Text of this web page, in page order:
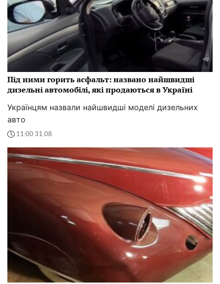
Під ними горить асфальт: названо найшвидші
дизельні автомобілі, які продаються в Україні
Українцям назвали найшвидші моделі дизельних
авто
11:00 31.08